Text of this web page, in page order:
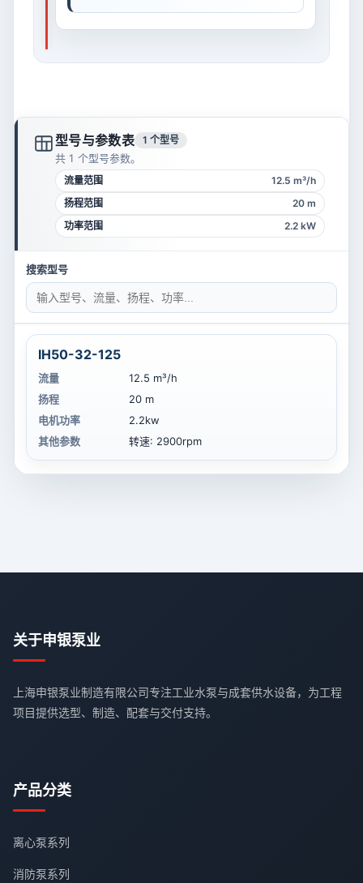
型号与参数表 1 个型号
共 1 个型号参数。
流量范围
12.5 m³/h
扬程范围
20 m
功率范围
2.2 kW
搜索型号
IH50-32-125
流量
12.5 m³/h
扬程
20 m
电机功率
2.2kw
其他参数
转速: 2900rpm
关于申银泵业
上海申银泵业制造有限公司专注工业水泵与成套供水设备，为工程
项目提供选型、制造、配套与交付支持。
产品分类
离心泵系列
消防泵系列